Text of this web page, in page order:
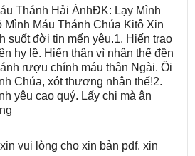
Thánh Hải ÁnhĐK: Lạy Mình
Mình Máu Thánh Chúa Kitô Xin
suốt đời tin mến yêu.1. Hiến trao
hy lề. Hiến thân vì nhân thế đền
rượu chính máu thân Ngài. Ôi
Chúa, xót thương nhân thế!2.
yêu cao quý. Lấy chi mà ân
vui lòng cho xin bản pdf. xin